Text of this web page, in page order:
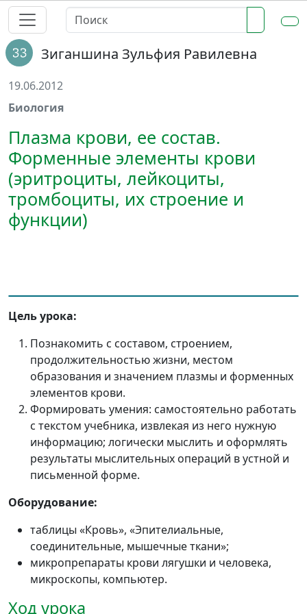
Зиганшина Зульфия Равилевна
19.06.2012
Биология
Плазма крови, ее состав.
Форменные элементы крови
(эритроциты, лейкоциты,
тромбоциты, их строение и
функции)
Цель урока:
Познакомить с составом, строением,
продолжительностью жизни, местом
образования и значением плазмы и форменных
элементов крови.
Формировать умения: самостоятельно работать
с текстом учебника, извлекая из него нужную
информацию; логически мыслить и оформлять
результаты мыслительных операций в устной и
письменной форме.
Оборудование:
таблицы «Кровь», «Эпителиальные,
соединительные, мышечные ткани»;
микропрепараты крови лягушки и человека,
микроскопы, компьютер.
Ход урока